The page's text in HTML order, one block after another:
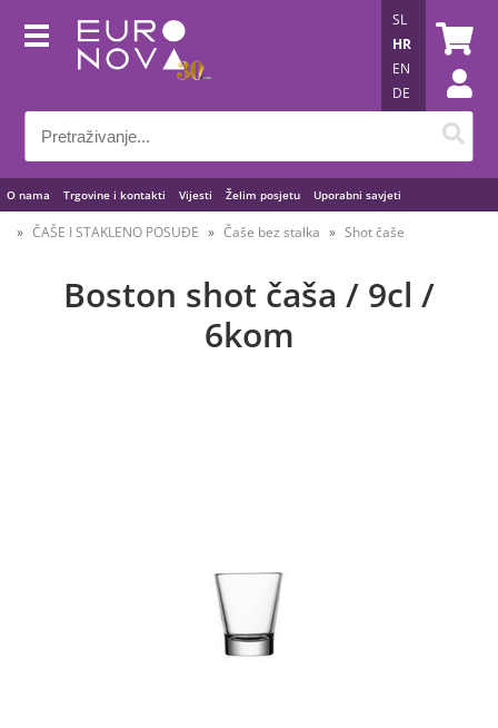
O nama Trgovine i kontakti Vijesti Želim posjetu Uporabni savjeti
SL
HR
EN
DE
ČAŠE I STAKLENO POSUĐE Čaše bez stalka Shot čaše
Boston shot čaša / 9cl /
6kom